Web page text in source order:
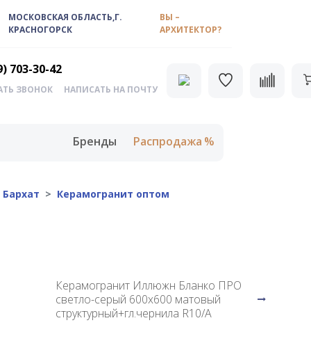
МОСКОВСКАЯ ОБЛАСТЬ,Г.
КРАСНОГОРСК
ВЫ –
АРХИТЕКТОР?
703-30-42
ЗВОНОК НАПИСАТЬ НА ПОЧТУ
Бренды Распродажа
Керамогранит оптом
Керамогранит Иллюжн Бланко ПРО
светло-серый 600x600 матовый
структурный+гл.чернила R10/A